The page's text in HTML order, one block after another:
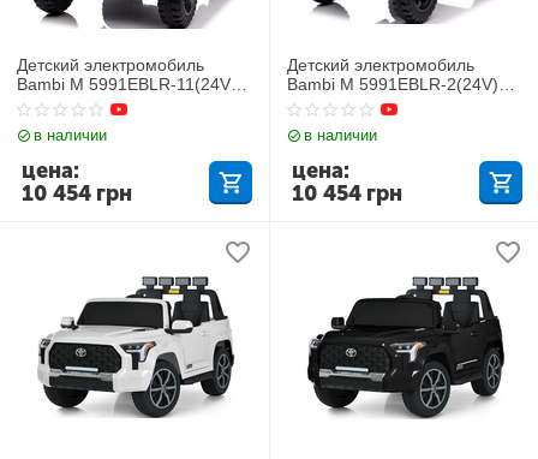
Детский электромобиль
Bambi M 5991EBLR-11(24V)
Джип
в наличии
10 454 грн
цена:
Детский электромобиль
Bambi M 5991EBLR-2(24V)
Джип
в наличии
10 454 грн
цена: